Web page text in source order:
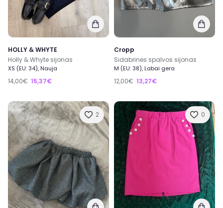
HOLLY & WHYTE
Holly & Whyte sijonas
XS (EU: 34), Nauja
14,00€ 15,37€
Cropp
Sidabrinės spalvos sijonas
M (EU: 38), Labai gera
12,00€ 13,27€
2 0